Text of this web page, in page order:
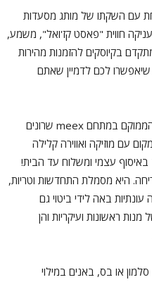
עם השקתו של מותג מסעדות
חווית "פאסט קז'ואל", משמע,
בקיוסקים להזמנות מהירות
שיאפשרו לכם לדמיין שאתם
בימים האחרונים נפתח הסניף הראשון הממוקם במתחם meex שרונים
עם מוזיקה ואווירה קלילה
היא מסמלת התחדשות וטריות,
באה לידי ביטוי גם
ראשונות ועיקריות והן
או בס, באנים במילוי